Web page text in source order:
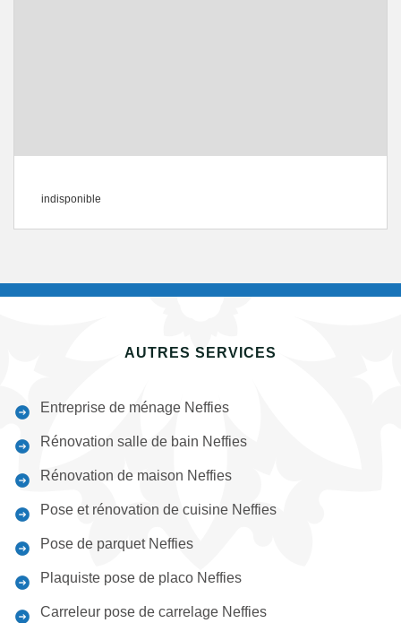
indisponible
AUTRES SERVICES
Entreprise de ménage Neffies
Rénovation salle de bain Neffies
Rénovation de maison Neffies
Pose et rénovation de cuisine Neffies
Pose de parquet Neffies
Plaquiste pose de placo Neffies
Carreleur pose de carrelage Neffies